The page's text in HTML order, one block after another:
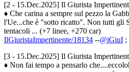
[2 - 15.Dec.2025] Il Giurista
♦ Che carina a sempre sul pezzo la
l'Ue...che è "sotto ricatto". Non tutti gli
tentacoli ... (+7 linee, +270 car)
IlGiuristaImpertinente/18134 --@iGiuI ;
[3 - 15.Dec.2025] Il Giurista
♦ Non fai tempo a pensarlo